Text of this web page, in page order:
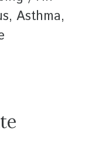
Asthma,